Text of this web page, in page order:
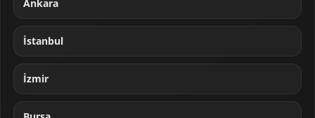
Ankara
İstanbul
İzmir